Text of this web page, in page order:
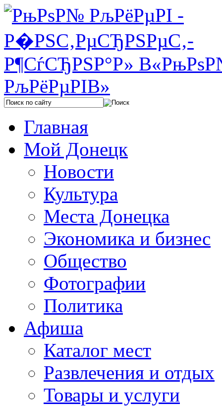
Главная
Мой Донецк
Новости
Культура
Места Донецка
Экономика и бизнес
Общество
Фотографии
Политика
Афиша
Каталог мест
Развлечения и отдых
Товары и услуги